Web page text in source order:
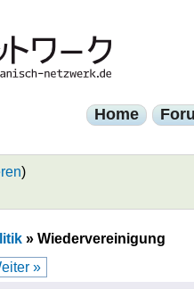
Home
)
» Wiedervereinigung
»